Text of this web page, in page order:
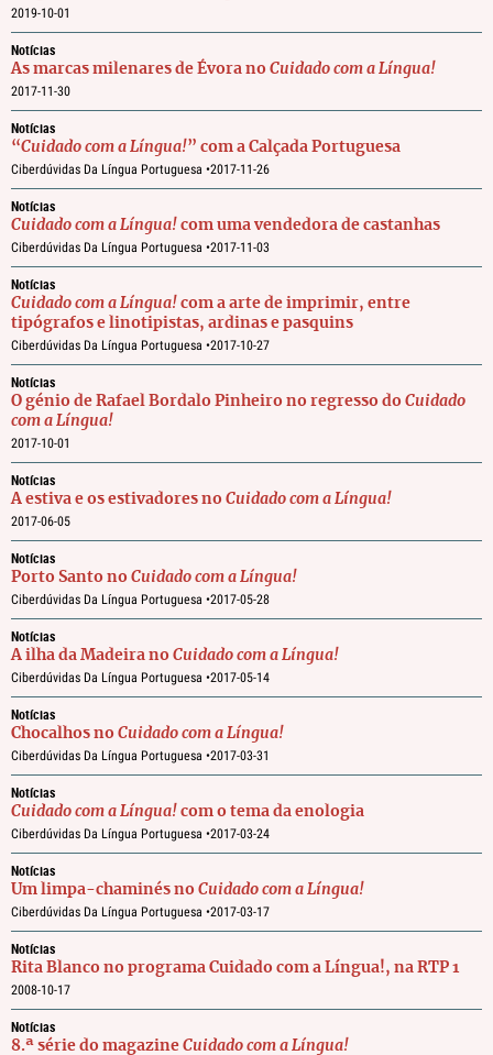
2019-10-01
Notícias
As marcas milenares de Évora no Cuidado com a Língua!
2017-11-30
Notícias
“Cuidado com a Língua!” com a Calçada Portuguesa
Ciberdúvidas Da Língua Portuguesa •2017-11-26
Notícias
Cuidado com a Língua! com uma vendedora de castanhas
Ciberdúvidas Da Língua Portuguesa •2017-11-03
Notícias
Cuidado com a Língua! com a arte de imprimir, entre
tipógrafos e linotipistas, ardinas e pasquins
Ciberdúvidas Da Língua Portuguesa •2017-10-27
Notícias
O génio de Rafael Bordalo Pinheiro no regresso do Cuidado
com a Língua!
2017-10-01
Notícias
A estiva e os estivadores no Cuidado com a Língua!
2017-06-05
Notícias
Porto Santo no Cuidado com a Língua!
Ciberdúvidas Da Língua Portuguesa •2017-05-28
Notícias
A ilha da Madeira no Cuidado com a Língua!
Ciberdúvidas Da Língua Portuguesa •2017-05-14
Notícias
Chocalhos no Cuidado com a Língua!
Ciberdúvidas Da Língua Portuguesa •2017-03-31
Notícias
Cuidado com a Língua! com o tema da enologia
Ciberdúvidas Da Língua Portuguesa •2017-03-24
Notícias
Um limpa-chaminés no Cuidado com a Língua!
Ciberdúvidas Da Língua Portuguesa •2017-03-17
Notícias
Rita Blanco no programa Cuidado com a Língua!, na RTP 1
2008-10-17
Notícias
8.ª série do magazine Cuidado com a Língua!